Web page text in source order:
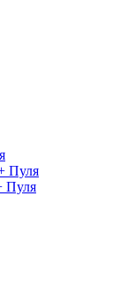
Пуля
Пуля